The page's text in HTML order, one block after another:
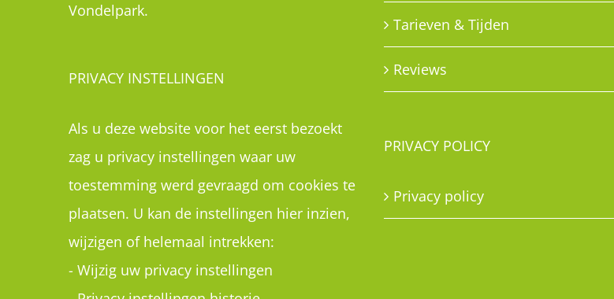
Vondelpark.
PRIVACY INSTELLINGEN
Als u deze website voor het eerst bezoekt
zag u privacy instellingen waar uw
toestemming werd gevraagd om cookies te
plaatsen. U kan de instellingen hier inzien,
wijzigen of helemaal intrekken:
- Wijzig uw privacy instellingen
Tarieven & Tijden
Reviews
PRIVACY POLICY
Privacy policy